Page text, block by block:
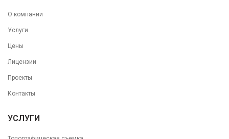
О компании
Услуги
Цены
Лицензии
Проекты
Контакты
УСЛУГИ